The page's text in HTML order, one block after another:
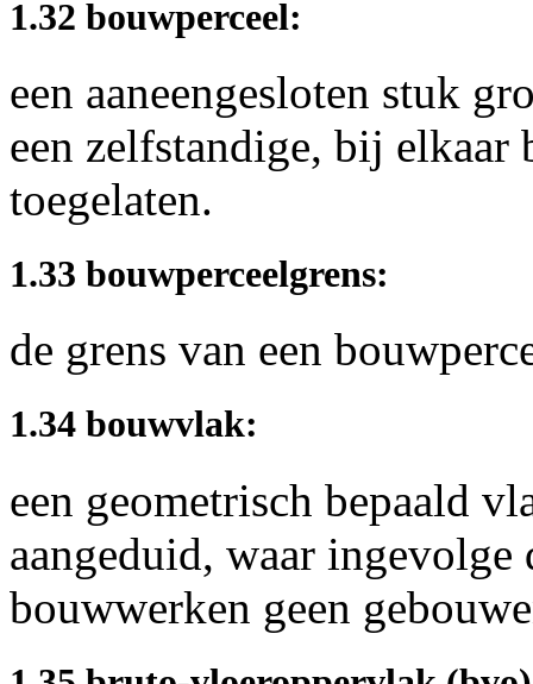
1.32 bouwperceel:
een aaneengesloten stuk
een zelfstandige, bij elkaar
toegelaten.
1.33 bouwperceelgrens:
de grens van een
1.34 bouwvlak:
een geometrisch bepaald
aangeduid, waar ingevolge
bouwwerken geen